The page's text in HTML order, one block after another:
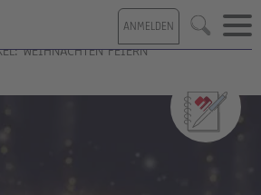
ANMELDEN Suche
WEIHNACHTEN FEIERN